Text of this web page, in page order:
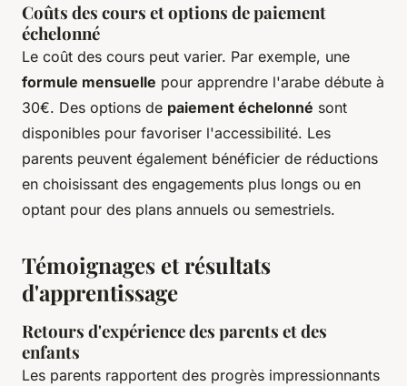
Coûts des cours et options de paiement
échelonné
Le coût des cours peut varier. Par exemple, une
formule mensuelle pour apprendre l'arabe débute à
30€. Des options de paiement échelonné sont
disponibles pour favoriser l'accessibilité. Les
parents peuvent également bénéficier de réductions
en choisissant des engagements plus longs ou en
optant pour des plans annuels ou semestriels.
Témoignages et résultats
d'apprentissage
Retours d'expérience des parents et des
enfants
Les parents rapportent des progrès impressionnants